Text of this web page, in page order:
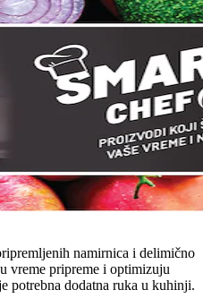
namirnica i delimično
vreme pripreme i optimizuju
potrebna dodatna ruka u kuhinji.